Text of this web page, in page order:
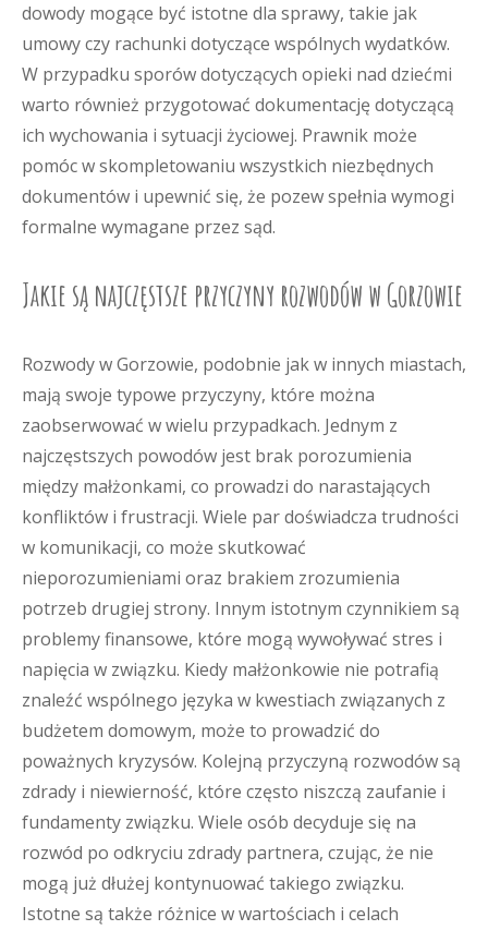
dowody mogące być istotne dla sprawy, takie jak
umowy czy rachunki dotyczące wspólnych wydatków.
W przypadku sporów dotyczących opieki nad dziećmi
warto również przygotować dokumentację dotyczącą
ich wychowania i sytuacji życiowej. Prawnik może
pomóc w skompletowaniu wszystkich niezbędnych
dokumentów i upewnić się, że pozew spełnia wymogi
formalne wymagane przez sąd.
Jakie są najczęstsze przyczyny rozwodów w Gorzowie
Rozwody w Gorzowie, podobnie jak w innych miastach,
mają swoje typowe przyczyny, które można
zaobserwować w wielu przypadkach. Jednym z
najczęstszych powodów jest brak porozumienia
między małżonkami, co prowadzi do narastających
konfliktów i frustracji. Wiele par doświadcza trudności
w komunikacji, co może skutkować
nieporozumieniami oraz brakiem zrozumienia
potrzeb drugiej strony. Innym istotnym czynnikiem są
problemy finansowe, które mogą wywoływać stres i
napięcia w związku. Kiedy małżonkowie nie potrafią
znaleźć wspólnego języka w kwestiach związanych z
budżetem domowym, może to prowadzić do
poważnych kryzysów. Kolejną przyczyną rozwodów są
zdrady i niewierność, które często niszczą zaufanie i
fundamenty związku. Wiele osób decyduje się na
rozwód po odkryciu zdrady partnera, czując, że nie
mogą już dłużej kontynuować takiego związku.
Istotne są także różnice w wartościach i celach